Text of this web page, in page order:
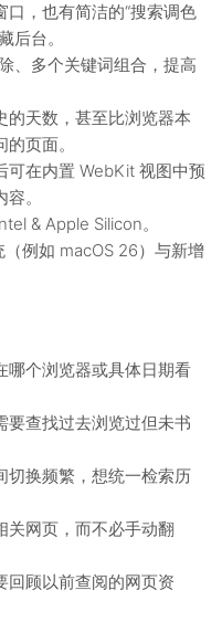
，也有简洁的“搜索调色
后台。
、多个关键词组合，提高
的天数，甚至比浏览器本
页面。
可在内置 WebKit 视图中预
。
& Apple Silicon。
例如 macOS 26）与新增
哪个浏览器或具体日期看
要查找过去浏览过但未书
切换频繁，想统一检索历
关网页，而不必手动翻
回顾以前查阅的网页资